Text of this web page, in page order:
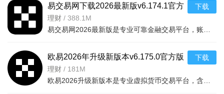
易交易网下载2026最新版v6.174.1官方
版
理财 / 388.1M
下载
欧易2026年升级新版本v6.175.0官方版
理财 / 181M
下载